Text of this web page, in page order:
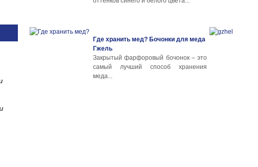
Где хранить мед? Бочонки для меда
Гжель
Закрытый фарфоровый бочонок – это
самый лучший способ хранения
меда...